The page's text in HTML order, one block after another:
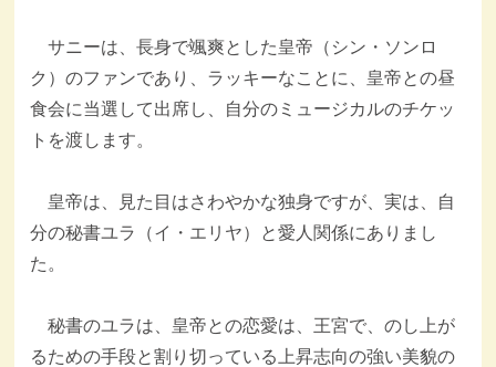
サニーは、長身で颯爽とした皇帝（シン・ソンロ
ク）のファンであり、ラッキーなことに、皇帝との昼
食会に当選して出席し、自分のミュージカルのチケッ
トを渡します。
皇帝は、見た目はさわやかな独身ですが、実は、自
分の秘書ユラ（イ・エリヤ）と愛人関係にありまし
た。
秘書のユラは、皇帝との恋愛は、王宮で、のし上が
るための手段と割り切っている上昇志向の強い美貌の